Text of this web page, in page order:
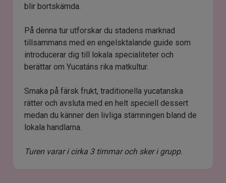
blir bortskämda.
På denna tur utforskar du stadens marknad
tillsammans med en engelsktalande guide som
introducerar dig till lokala specialiteter och
berättar om Yucatáns rika matkultur.
Smaka på färsk frukt, traditionella yucatanska
rätter och avsluta med en helt speciell dessert
medan du känner den livliga stämningen bland de
lokala handlarna.
Turen varar i cirka 3 timmar och sker i grupp.